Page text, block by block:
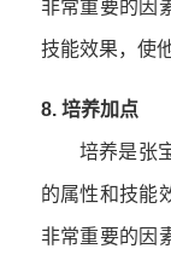
非常重要的因
技能效果，使
8. 培养加点
培养是张
的属性和技能
非常重要的因